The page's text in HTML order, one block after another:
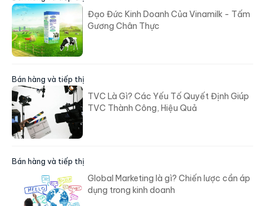
Đạo Đức Kinh Doanh Của Vinamilk - Tấm
Gương Chân Thực
Bán hàng và tiếp thị
TVC Là Gì? Các Yếu Tố Quyết Định Giúp
TVC Thành Công, Hiệu Quả
Bán hàng và tiếp thị
Global Marketing là gì? Chiến lược cần áp
dụng trong kinh doanh